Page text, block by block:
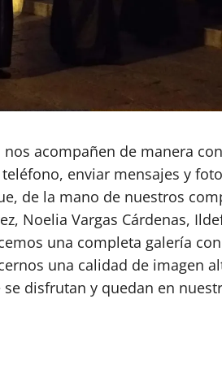
acompañen de manera
enviar mensajes y
de la mano de nuestros
Noelia Vargas Cárdenas,
una completa galería
una calidad de imagen
disfrutan y quedan en